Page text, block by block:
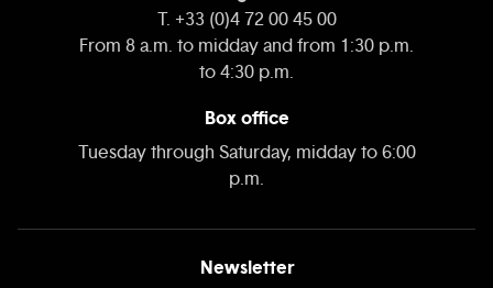
T. +33 (0)4 72 00 45 00
From 8 a.m. to midday and from 1:30 p.m.
to 4:30 p.m.
Box office
Tuesday through Saturday, midday to 6:00
p.m.
Newsletter